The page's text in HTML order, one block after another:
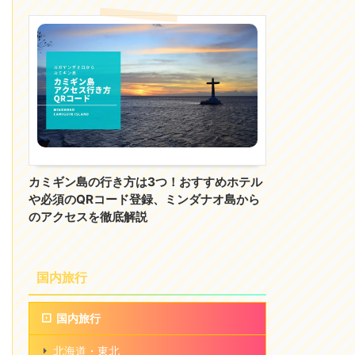
カミギン島の行き方は3つ！おすすめホテル
や必須のQRコード登録、ミンダナオ島から
のアクセスを徹底解説
国内旅行
国内旅行
北海道・東北